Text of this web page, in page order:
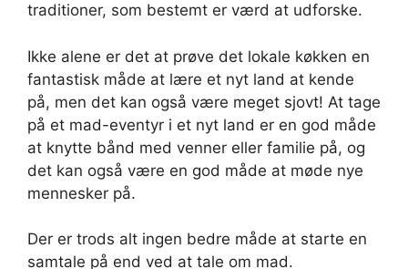
traditioner, som bestemt er værd at udforske.
Ikke alene er det at prøve det lokale køkken en
fantastisk måde at lære et nyt land at kende
på, men det kan også være meget sjovt! At tage
på et mad-eventyr i et nyt land er en god måde
at knytte bånd med venner eller familie på, og
det kan også være en god måde at møde nye
mennesker på.
Der er trods alt ingen bedre måde at starte en
samtale på end ved at tale om mad.